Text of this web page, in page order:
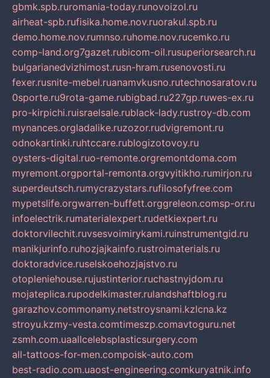
gbmk.spb.ruromania-today.runovoizol.ru
airheat-spb.rufisika.home.nov.ruorakul.spb.ru
demo.home.nov.rumnso.ruhome.nov.rucemko.ru
comp-land.org7gazet.rubicom-oil.rusuperiorsearch.ru
bulgarianedvizhimost.rusn-hram.rusenovosti.ru
fexer.rusnite-mebel.ruanamvkusno.rutechnosaratov.ru
0sporte.ru9rota-game.rubigbad.ru227gp.ruwes-ex.ru
pro-kirpichi.ruisraelsale.rublack-lady.rustroy-db.com
mynances.orgladalike.ruzozor.rudvigremont.ru
odnokartinki.ruhtccare.rublogizotovoy.ru
oysters-digital.ruo-remonte.orgremontdoma.com
myremont.orgportal-remonta.orgvyitikho.rumirjon.ru
superdeutsch.rumycrazystars.rufilosofyfree.com
mypetslife.orgwarren-buffett.orggreleon.comsp-or.ru
infoelectrik.rumaterialexpert.rudetkiexpert.ru
doktorvilechit.ruvsesvoimirykami.ruinstrumentgid.ru
manikjurinfo.ruhozjajkainfo.rustroimaterials.ru
doktoradvice.ruselskoehozjajstvo.ru
otopleniehouse.rujustinterior.ruchastnyjdom.ru
mojateplica.rupodelkimaster.rulandshaftblog.ru
garazhov.commonamy.netstroysnami.kzlcna.kz
stroyu.kzmy-vesta.comtimeszp.comavtoguru.net
zsmh.com.uaallcelebsplasticsurgery.com
all-tattoos-for-men.compoisk-auto.com
best-radio.com.uaost-engineering.comkuryatnik.info